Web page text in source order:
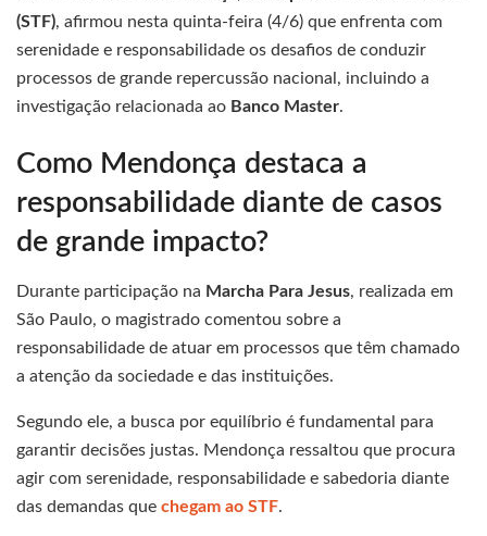
(STF), afirmou nesta quinta-feira (4/6) que enfrenta com
serenidade e responsabilidade os desafios de conduzir
processos de grande repercussão nacional, incluindo a
investigação relacionada ao Banco Master.
Como Mendonça destaca a
responsabilidade diante de casos
de grande impacto?
Durante participação na Marcha Para Jesus, realizada em
São Paulo, o magistrado comentou sobre a
responsabilidade de atuar em processos que têm chamado
a atenção da sociedade e das instituições.
Segundo ele, a busca por equilíbrio é fundamental para
garantir decisões justas. Mendonça ressaltou que procura
agir com serenidade, responsabilidade e sabedoria diante
das demandas que chegam ao STF.